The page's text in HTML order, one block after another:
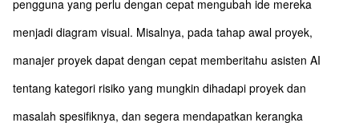
pengguna yang perlu dengan cepat mengubah ide mereka
menjadi diagram visual. Misalnya, pada tahap awal proyek,
manajer proyek dapat dengan cepat memberitahu asisten AI
tentang kategori risiko yang mungkin dihadapi proyek dan
masalah spesifiknya, dan segera mendapatkan kerangka